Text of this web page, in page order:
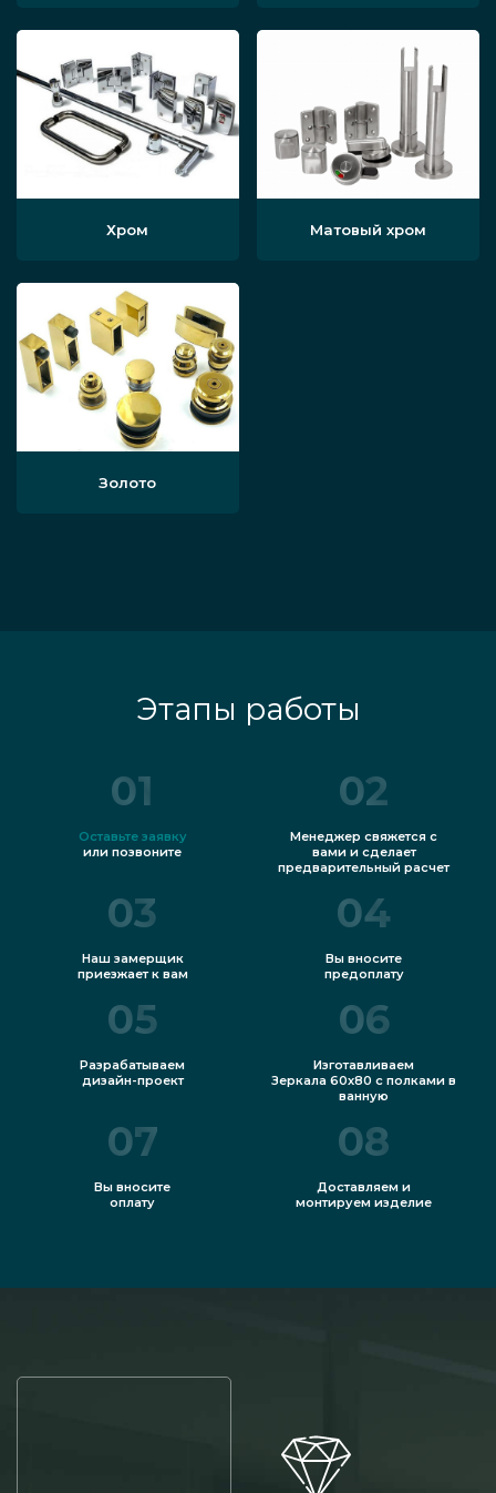
Хром Матовый хром
Золото
Этапы работы
01
Оставьте заявку
или позвоните
02
Менеджер свяжется с
вами и сделает
предварительный расчет
03
Наш замерщик
приезжает к вам
04
Вы вносите
предоплату
05
Разрабатываем
дизайн-проект
06
Изготавливаем
Зеркала 60х80 с полками в
ванную
07
Вы вносите
оплату
08
Доставляем и
монтируем изделие